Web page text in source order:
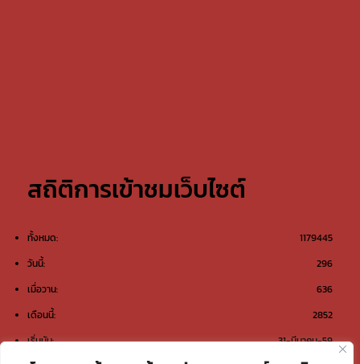
สถิติการเข้าชมเว็บไซต์
1179445
ทั้งหมด:
296
วันนี้:
636
เมื่อวาน:
2852
เดือนนี้:
31-มีนาคม-59
เริ่มนับ: